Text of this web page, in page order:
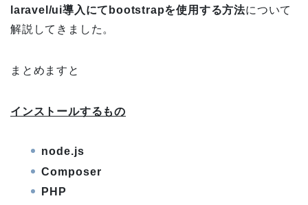
laravel/ui導入にてbootstrapを使用する方法について
解説してきました。
まとめますと
インストールするもの
node.js
Composer
PHP